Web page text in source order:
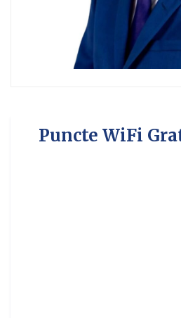
Puncte WiFi